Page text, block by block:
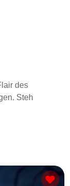
des
Steh